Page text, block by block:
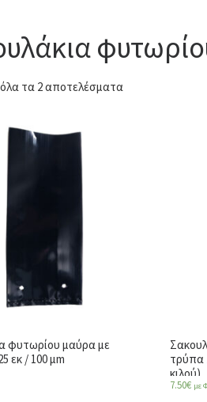
τα 2 αποτελέσματα
φυτωρίου μαύρα με
εκ / 100 μm
τρύπα
κιλού)
7.50€ με